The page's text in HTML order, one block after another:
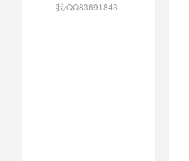
我/QQ83691843